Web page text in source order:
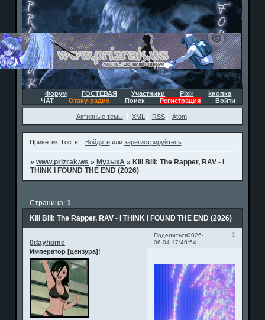
Форум ГОСТЕВАЯ Участники Pixlr
kнопка
ЧАТ
Отаку-радио Поиск Регистрация Войти
Активные темы XML RSS Atom
Приветик, Гость! Войдитеили зарегистрируйтесь.
»www.prizrak.ws » МузыкА » Kill Bill: The Rapper, RAV - I
THINK I FOUND THE END (2026)
Kill Bill: The Rapper, RAV - I THINK I FOUND THE END (2026)
Страница:1
Поделиться 1
2026-
06-04 17:46:54
0dayhome
Император [цензура]!